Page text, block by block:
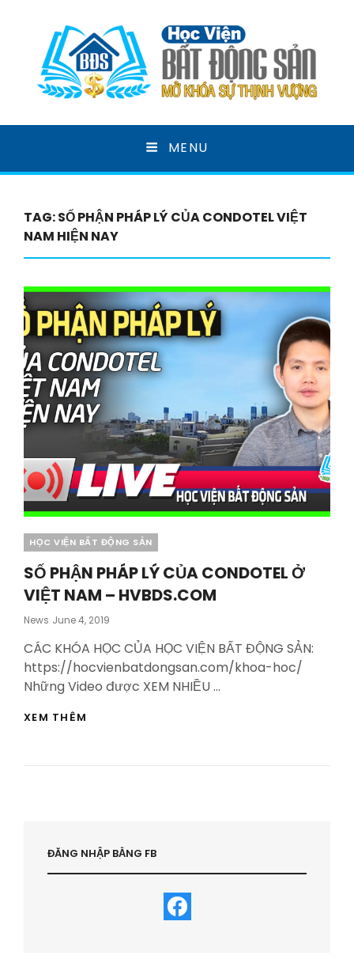
HỌC VIỆN BẤT ĐỘNG
SẢN
MENU
TAG:SỐ PHẬN PHÁP LÝ CỦA CONDOTEL VIỆT
NAM HIỆN NAY
Categories
HỌC VIỆN BẤT ĐỘNG SẢN
SỐ PHẬN PHÁP LÝ CỦA CONDOTEL Ở
VIỆT NAM – HVBDS.COM
News Posted
June 4, 2019
CÁC KHÓA HỌC CỦA HỌC VIỆN BẤT ĐỘNG SẢN:
https://hocvienbatdongsan.com/khoa-hoc/
Những Video được XEM NHIỀU …
XEM THÊM
–
HVBDS.COM
ĐĂNG NHẬP BẰNG FB